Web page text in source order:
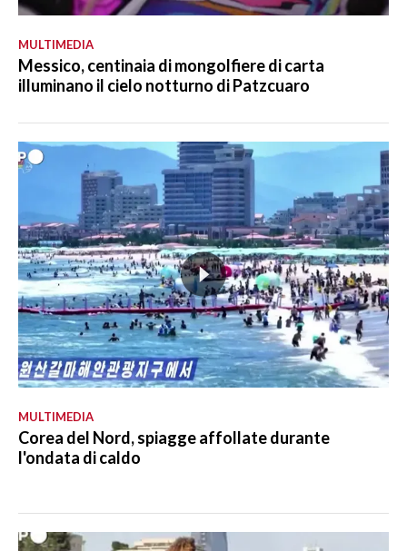
MULTIMEDIA
Messico, centinaia di mongolfiere di carta
illuminano il cielo notturno di Patzcuaro
MULTIMEDIA
Corea del Nord, spiagge affollate durante
l'ondata di caldo